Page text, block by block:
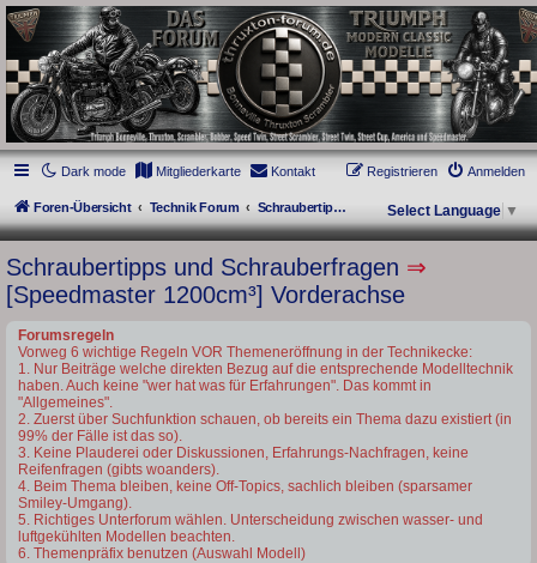
thruxton-forum.de
DAS FORUM! Alles rund um die Triumph Modern Classic Modelle. Das Forum für
die New Bonneville Baureihen ab BJ 2001. Triumph Bonneville, Thruxton,
Scrambler, Bobber, Speed Twin, Street Scrambler, Street Twin, Street Cup, America
und Speedmaster.
Dark mode
Mitgliederkarte Kontakt Anmelden
Registrieren
Foren-Übersicht Technik Forum Schraubertipps und Schrauberfragen Select Language ▼
Schraubertipps und Schrauberfragen ⇒
[Speedmaster 1200cm³] Vorderachse
Forumsregeln
Vorweg 6 wichtige Regeln VOR Themeneröffnung in der Technikecke:
1. Nur Beiträge welche direkten Bezug auf die entsprechende Modelltechnik
haben. Auch keine "wer hat was für Erfahrungen". Das kommt in
"Allgemeines".
2. Zuerst über Suchfunktion schauen, ob bereits ein Thema dazu existiert (in
99% der Fälle ist das so).
3. Keine Plauderei oder Diskussionen, Erfahrungs-Nachfragen, keine
Reifenfragen (gibts woanders).
4. Beim Thema bleiben, keine Off-Topics, sachlich bleiben (sparsamer
Smiley-Umgang).
5. Richtiges Unterforum wählen. Unterscheidung zwischen wasser- und
luftgekühlten Modellen beachten.
6. Themenpräfix benutzen (Auswahl Modell)